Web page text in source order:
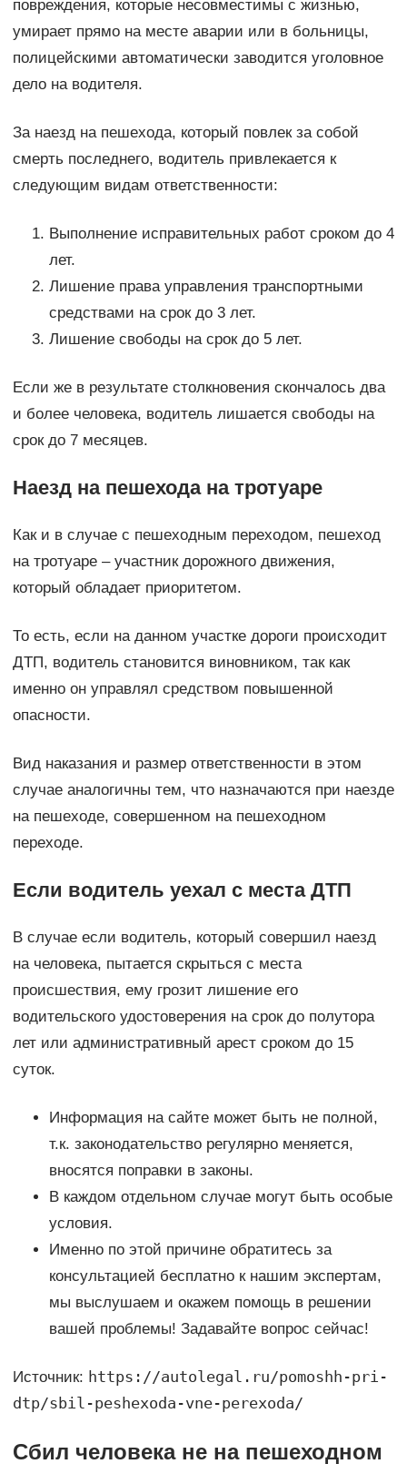
повреждения, которые несовместимы с жизнью,
умирает прямо на месте аварии или в больницы,
полицейскими автоматически заводится уголовное
дело на водителя.
За наезд на пешехода, который повлек за собой
смерть последнего, водитель привлекается к
следующим видам ответственности:
Выполнение исправительных работ сроком до 4
лет.
Лишение права управления транспортными
средствами на срок до 3 лет.
Лишение свободы на срок до 5 лет.
Если же в результате столкновения скончалось два
и более человека, водитель лишается свободы на
срок до 7 месяцев.
Наезд на пешехода на тротуаре
Как и в случае с пешеходным переходом, пешеход
на тротуаре – участник дорожного движения,
который обладает приоритетом.
То есть, если на данном участке дороги происходит
ДТП, водитель становится виновником, так как
именно он управлял средством повышенной
опасности.
Вид наказания и размер ответственности в этом
случае аналогичны тем, что назначаются при наезде
на пешеходе, совершенном на пешеходном
переходе.
Если водитель уехал с места ДТП
В случае если водитель, который совершил наезд
на человека, пытается скрыться с места
происшествия, ему грозит лишение его
водительского удостоверения на срок до полутора
лет или административный арест сроком до 15
суток.
Информация на сайте может быть не полной,
т.к. законодательство регулярно меняется,
вносятся поправки в законы.
В каждом отдельном случае могут быть особые
условия.
Именно по этой причине обратитесь за
консультацией бесплатно к нашим экспертам,
мы выслушаем и окажем помощь в решении
вашей проблемы! Задавайте вопрос сейчас!
Источник: https://autolegal.ru/pomoshh-pri-
dtp/sbil-peshexoda-vne-perexoda/
Сбил человека не на пешеходном